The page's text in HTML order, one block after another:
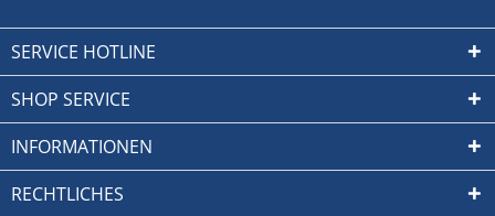
SERVICE HOTLINE
SHOP SERVICE
INFORMATIONEN
RECHTLICHES